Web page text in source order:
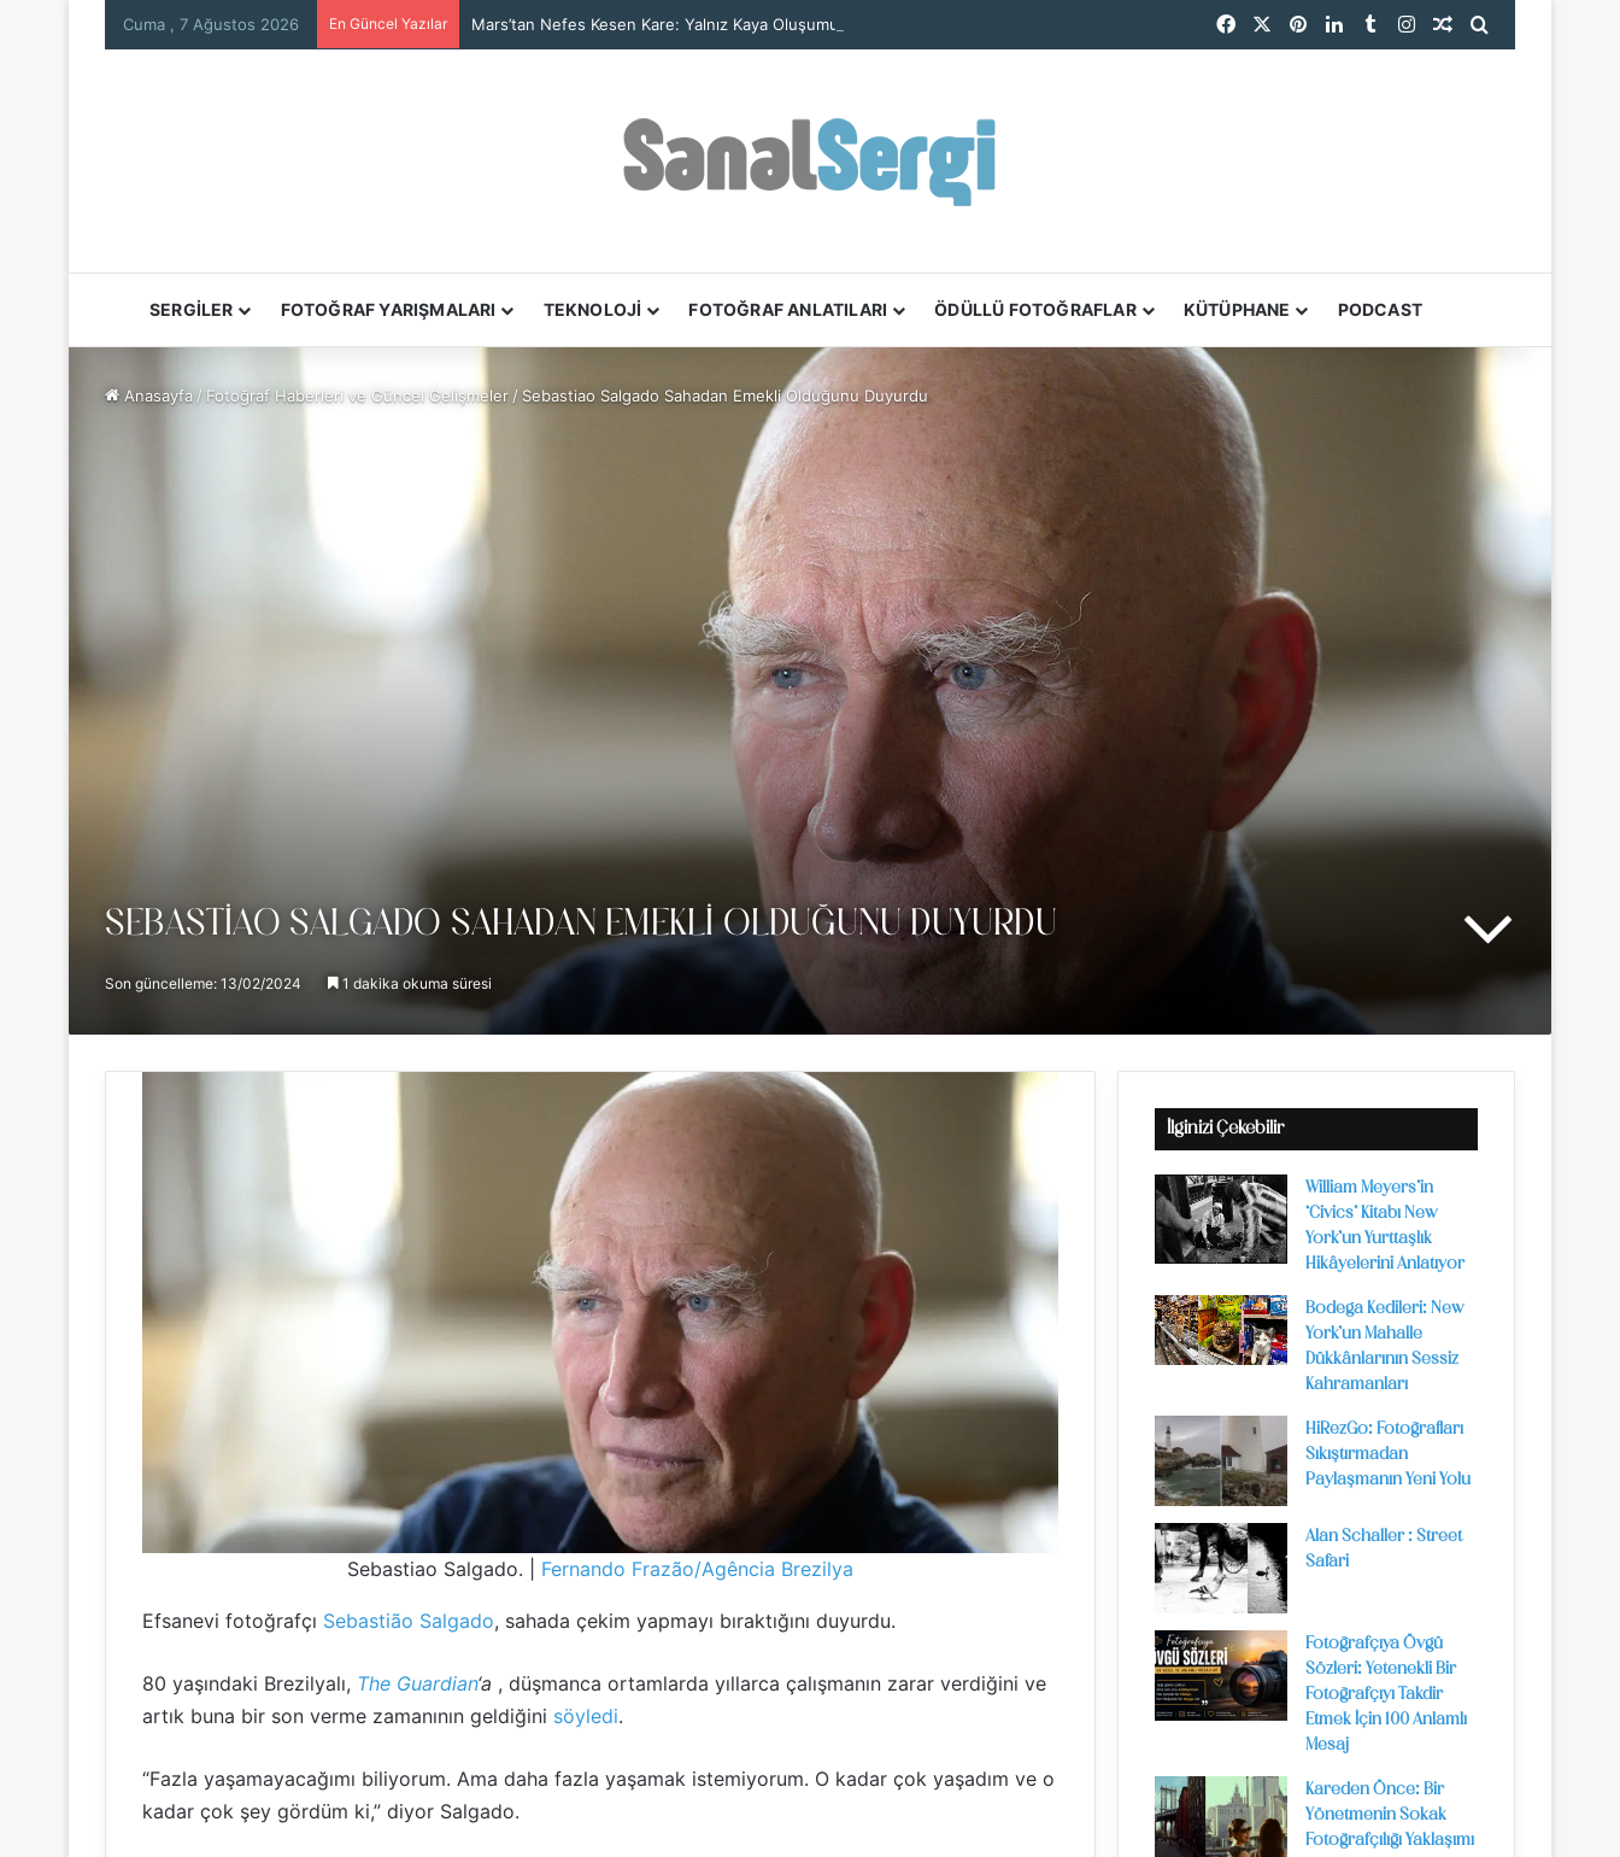
Cuma , 7 Ağustos 2026 En Güncel Yazılar Mars’tan Nefes Kesen Kare: Yalnız Kaya Oluşumu Tüm Ayrıntılarıyla Görüntülendi FacebookPinterestLinkedInTumblrInstagramRastgele Makale
SERGİLER FOTOĞRAF YARIŞMALARI TEKNOLOJİ FOTOĞRAF ANLATILARI ÖDÜLLÜ FOTOĞRAFLAR KÜTÜPHANE PODCAST
Anasayfa /Fotoğraf Haberleri ve Güncel Gelişmeler / Sebastiao Salgado Sahadan Emekli Olduğunu Duyurdu
SEBASTIAO SALGADO SAHADAN EMEKLI OLDUĞUNU DUYURDU
Son güncelleme: 13/02/2024 1 dakika okuma süresi
Sebastiao Salgado. | Fernando Frazão/Agência Brezilya
Efsanevi fotoğrafçı Sebastião Salgado, sahada çekim yapmayı bıraktığını duyurdu.
80 yaşındaki Brezilyalı, The Guardian‘a , düşmanca ortamlarda yıllarca çalışmanın zarar verdiğini ve
artık buna bir son verme zamanının geldiğini söyledi.
“Fazla yaşamayacağımı biliyorum. Ama daha fazla yaşamak istemiyorum. O kadar çok yaşadım ve o
kadar çok şey gördüm ki,” diyor Salgado.
İlginizi Çekebilir
William Meyers’in
‘Civics’ Kitabı New
York’un Yurttaşlık
Hikâyelerini Anlatıyor
Bodega Kedileri: New
York’un Mahalle
Dükkânlarının Sessiz
Kahramanları
HiRezGo: Fotoğrafları
Sıkıştırmadan
Paylaşmanın Yeni Yolu
Alan Schaller : Street
Safari
Fotoğrafçıya Övgü
Sözleri: Yetenekli Bir
Fotoğrafçıyı Takdir
Etmek İçin 100 Anlamlı
Mesaj
Kareden Önce: Bir
Yönetmenin Sokak
Fotoğrafçılığı Yaklaşımı